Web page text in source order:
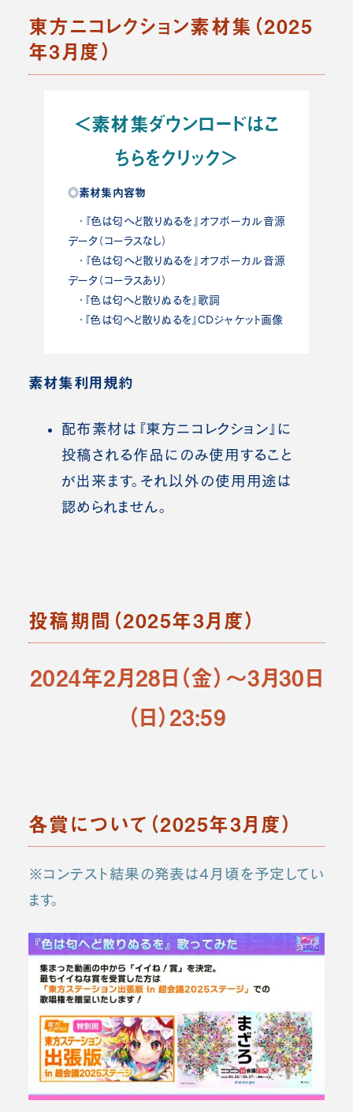
東方ニコレクション素材集（2025
年3月度）
＜素材集ダウンロードはこ
ちらをクリック＞
◎素材集内容物
・『色は匂へど散りぬるを』オフボーカル音源
データ（コーラスなし）
・『色は匂へど散りぬるを』オフボーカル音源
データ（コーラスあり）
・『色は匂へど散りぬるを』歌詞
・『色は匂へど散りぬるを』CDジャケット画像
素材集利用規約
配布素材は『東方ニコレクション』に
投稿される作品にのみ使用すること
が出来ます。それ以外の使用用途は
認められません。
投稿期間（2025年3月度）
2024年2月28日（金）～3月30日
（日）23:59
各賞について（2025年3月度）
※コンテスト結果の発表は4月頃を予定してい
ます。